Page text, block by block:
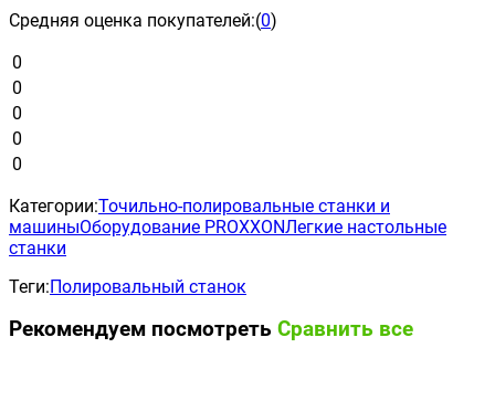
Средняя оценка покупателей:(0)
0
0
0
0
0
Категории:Точильно-полировальные станки и
машиныОборудование PROXXONЛегкие настольные
станки
Теги:Полировальный станок
Рекомендуем посмотреть Сравнить все